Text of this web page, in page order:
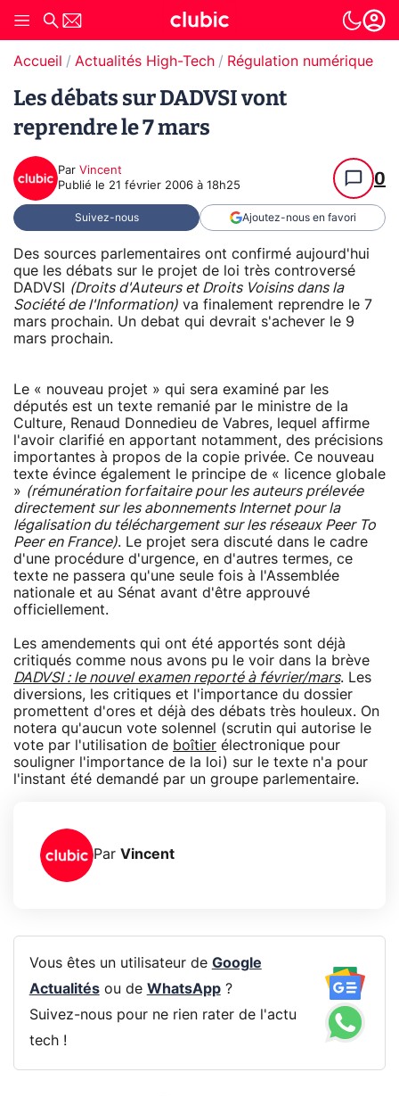
Accueil Actualités High-Tech Régulation numérique
Les débats sur DADVSI vont
reprendre le 7 mars
Par Vincent
Publié le 21 février 2006 à 18h25 0
Suivez-nous Ajoutez-nous en favori
Des sources parlementaires ont confirmé aujourd'hui
que les débats sur le projet de loi très controversé
DADVSI
(Droits d'Auteurs et Droits Voisins dans la
Société de l'Information) va finalement reprendre le 7
mars prochain. Un debat qui devrait s'achever le 9
mars prochain.
Le « nouveau projet » qui sera examiné par les
députés est un texte remanié par le ministre de la
Culture, Renaud Donnedieu de Vabres, lequel affirme
l'avoir clarifié en apportant notamment, des précisions
importantes à propos de la copie privée. Ce nouveau
texte évince également le principe de « licence globale
» (rémunération forfaitaire pour les auteurs prélevée
directement sur les abonnements Internet pour la
légalisation du téléchargement sur les réseaux Peer To
Peer en France). Le projet sera discuté dans le cadre
d'une procédure d'urgence, en d'autres termes, ce
texte ne passera qu'une seule fois à l'Assemblée
nationale et au Sénat avant d'être approuvé
officiellement.
Les amendements qui ont été apportés sont déjà
critiqués comme nous avons pu le voir dans la brève
DADVSI : le nouvel examen reporté à février/mars. Les
diversions, les critiques et l'importance du dossier
promettent d'ores et déjà des débats très houleux. On
notera qu'aucun vote solennel (scrutin qui autorise le
vote par l'utilisation de boîtier électronique pour
souligner l'importance de la loi) sur le texte n'a pour
l'instant été demandé par un groupe parlementaire.
Par Vincent
Vous êtes un utilisateur de Google
Actualitésou de WhatsApp?
Suivez-nous pour ne rien rater de l'actu
tech !